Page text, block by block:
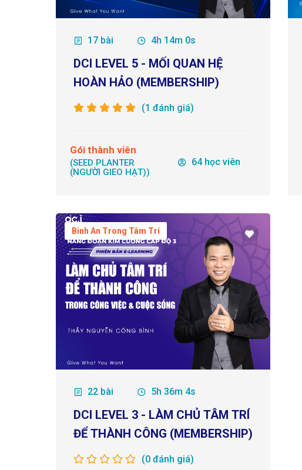
17 bài 4h 14m 0s
DCI LEVEL 5 - MỐI QUAN HỆ
HOÀN HẢO (MEMBERSHIP)
(1 đánh giá)
Gói thành viên
(SEED PLANTER
(NGƯỜI GIEO HẠT))
64 học viên
Bình An Trong Tâm Trí
22 bài 5h 36m 4s
DCI LEVEL 3 - LÀM CHỦ TÂM TRÍ
ĐỂ THÀNH CÔNG (MEMBERSHIP)
(0 đánh giá)